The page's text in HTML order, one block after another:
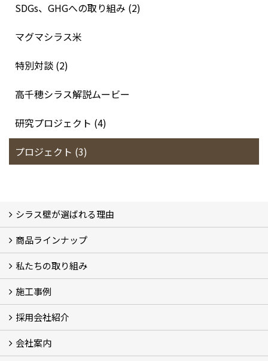
SDGs、GHGへの取り組み (2)
マグマシラス米
特別対談 (2)
高千穂シラス解説ムービー
研究プロジェクト (4)
プロジェクト (3)
シラス壁が選ばれる理由
シラスストーリー
こだわり
シラス壁の驚くべき性能
商品ラインナップ
一覧
内装仕上げ材
外装仕上げ材
舗装材
水性無機高分子系ハイブリッド型塗料
エコリフォーム
消臭壁紙
Q&A
資料PDF
私たちの取り組み
SDGs、GHGへの取り組み (2)
マグマシラス米
特別対談 (2)
高千穂シラス解説ムービー
研究プロジェクト (4)
プロジェクト (3)
施工事例
施工事例
お客様からのお便り
採用会社紹介
採用会社紹介
「鏝人の会」左官店のご紹介
会社案内